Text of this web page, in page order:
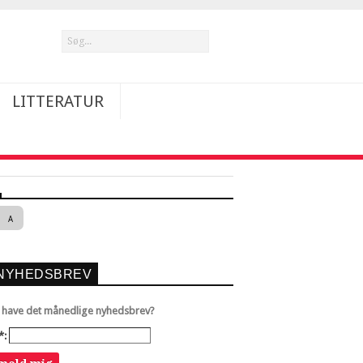
LITTERATUR
A
have det månedlige nyhedsbrev?